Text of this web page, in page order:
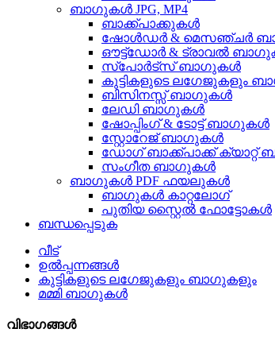
ബാഗുകൾ JPG, MP4
ബാക്ക്പാക്കുകൾ
ഷോൾഡർ & മെസഞ്ചർ
ഔട്ട്‌ഡോർ & ട്രാവൽ
സ്പോർട്സ് ബാഗുകൾ
കുട്ടികളുടെ ലഗേജുകളും
ബിസിനസ്സ് ബാഗുകൾ
ലേഡി ബാഗുകൾ
ഷോപ്പിംഗ് & ടോട്ട് ബാഗുകൾ
സ്റ്റോറേജ് ബാഗുകൾ
ഡോഗ് ബാക്ക്പാക്ക് ക്യാറ്റ്
സംഗീത ബാഗുകൾ
ബാഗുകൾ PDF ഫയലുകൾ
ബാഗുകൾ കാറ്റലോഗ്
പുതിയ സ്റ്റൈൽ ഫോട്ടോകൾ
ബന്ധപ്പെടുക
വീട്
ഉൽപ്പന്നങ്ങൾ
കുട്ടികളുടെ ലഗേജുകളും ബാഗുകളും
മമ്മി ബാഗുകൾ
വിഭാഗങ്ങൾ